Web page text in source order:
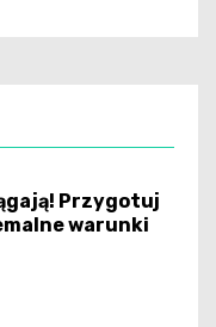
Przygotuj
warunki